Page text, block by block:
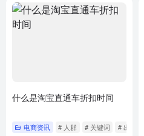
什么是淘宝直通车折扣时间
电商资讯 # 人群 # 关键词 # 出价